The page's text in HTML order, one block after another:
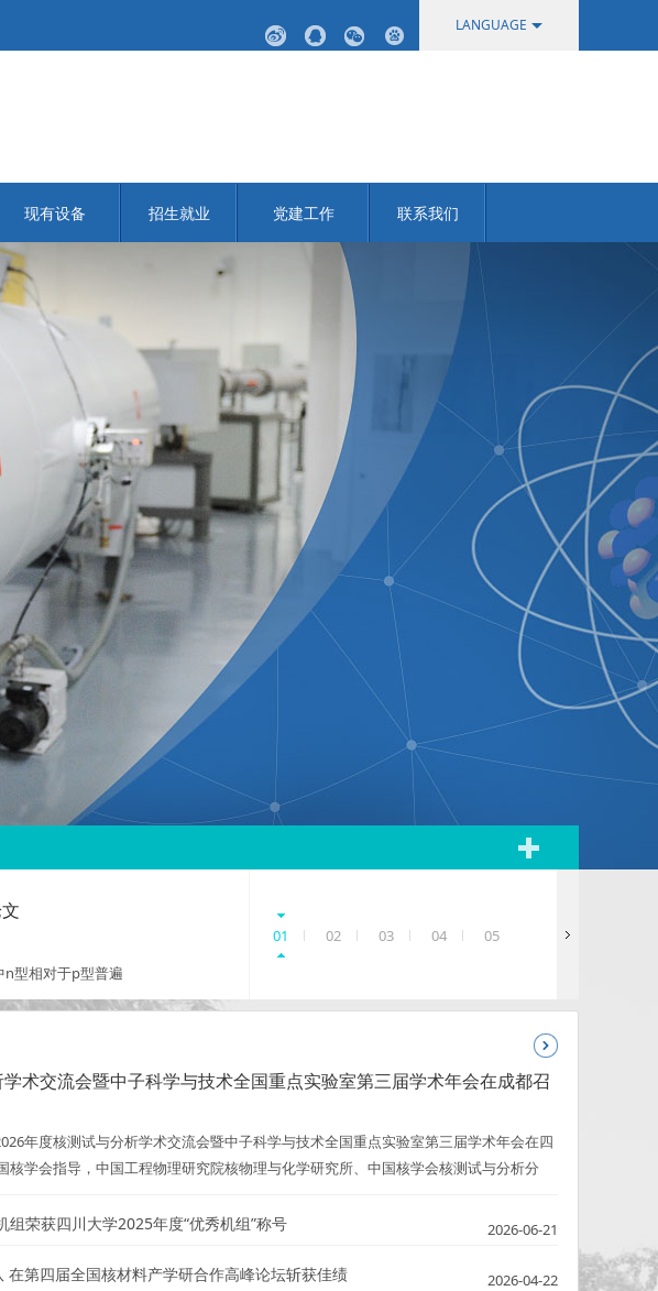
LANGUAGE
现有设备 招生就业 党建工作 联系我们
位置分布的自动定位、自动测量以及大量实验
2018-06-07
01 02 03 04 05
术交流会暨中子科学与技术全国重点实验室第三届学术年会在成都召
年度核测试与分析学术交流会暨中子科学与技术全国重点实验室第三届学术年会在四
核学会指导，中国工程物理研究院核物理与化学研究所、中国核学会核测试与分析分
重点实验室、四川省核学会核物理与加速器专业分会、四川省核学会核电子学与核探测
组荣获四川大学2025年度“优秀机组”称号 2026-06-21
在第四届全国核材料产学研合作高峰论坛斩获佳绩 2026-04-22